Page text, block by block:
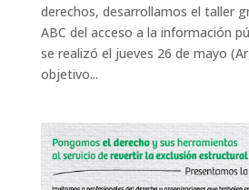
derechos, desarrollamos el taller
ABC del acceso a la información
se realizó el jueves 26 de mayo
objetivo...